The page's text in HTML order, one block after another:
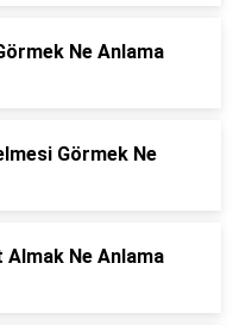
Ne Anlama
Görmek Ne
Almak Ne Anlama